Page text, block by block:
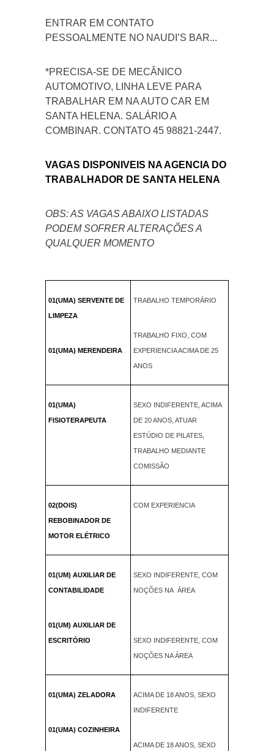
ENTRAR EM CONTATO
PESSOALMENTE NO NAUDI’S BAR...
*PRECISA-SE DE MECÂNICO
AUTOMOTIVO, LINHA LEVE PARA
TRABALHAR EM NA AUTO CAR EM
SANTA HELENA. SALÁRIO A
COMBINAR. CONTATO 45 98821-2447.
VAGAS DISPONIVEIS NA AGENCIA DO
TRABALHADOR DE SANTA HELENA
OBS: AS VAGAS ABAIXO LISTADAS
PODEM SOFRER ALTERAÇÕES A
QUALQUER MOMENTO
01(UMA) SERVENTE DE
LIMPEZA
01(UMA) MERENDEIRA
TRABALHO TEMPORÁRIO
TRABALHO FIXO, COM
EXPERIENCIA ACIMA DE 25
ANOS
01(UMA)
FISIOTERAPEUTA
SEXO INDIFERENTE, ACIMA
DE 20 ANOS, ATUAR
ESTÚDIO DE PILATES,
TRABALHO MEDIANTE
COMISSÃO
02(DOIS)
REBOBINADOR DE
MOTOR ELÉTRICO
COM EXPERIENCIA
01(UM) AUXILIAR DE
CONTABILIDADE
01(UM) AUXILIAR DE
ESCRITÓRIO
SEXO INDIFERENTE, COM
NOÇÕES NA ÁREA
SEXO INDIFERENTE, COM
NOÇÕES NA ÁREA
01(UMA) ZELADORA
01(UMA) COZINHEIRA
ACIMA DE 18 ANOS, SEXO
INDIFERENTE
ACIMA DE 18 ANOS, SEXO